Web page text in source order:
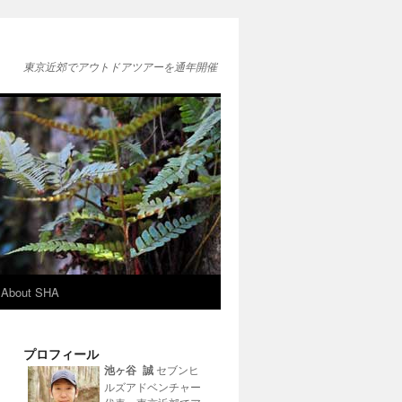
東京近郊でアウトドアツアーを通年開催
About SHA
プロフィール
池ヶ谷 誠 セブンヒ
ルズアドベンチャー